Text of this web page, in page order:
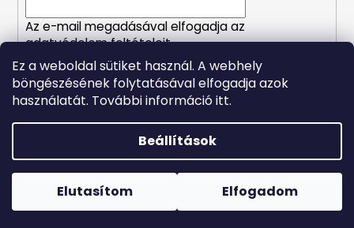
Ez a weboldal sütiket használ. A webhely
böngészésének folytatásával elfogadja azok
használatát. További információ itt.
Beállítások
Elutasítom Elfogadom
Forró napokon nem javasoljuk a csomagautomatákba
történő kézbesítést. A magas hőmérsékletre érzékeny
termékek átvételkor nem biztos, hogy optimális állapotban
Az e-mail megadásával elfogadja az
adatvédelem feltételeit.
FELIRATKOZÁS
Copyright 2026Naturalzen. Minden jog fenntartva.Süti
beállítások szerkesztése